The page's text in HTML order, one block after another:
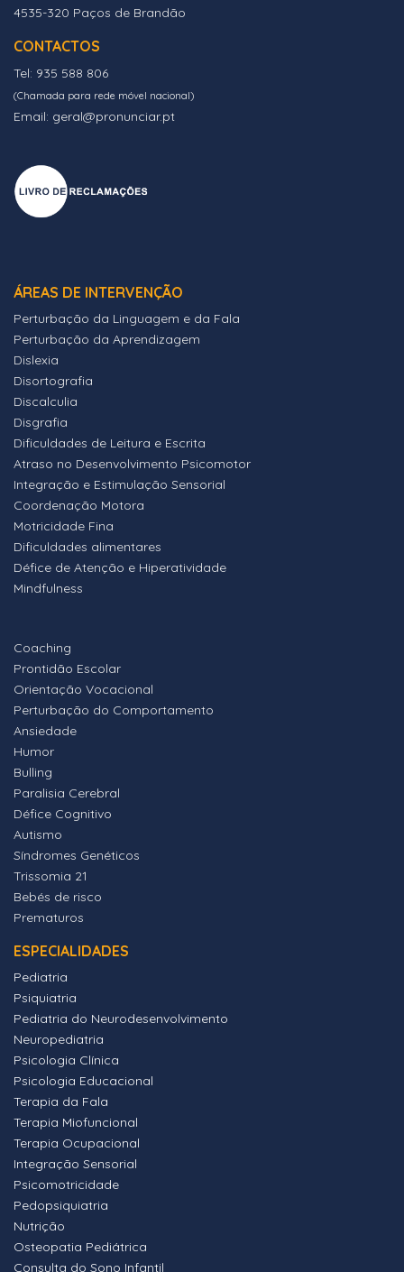
4535-320 Paços de Brandão
CONTACTOS
Tel: 935 588 806
(Chamada para rede móvel nacional)
Email: geral@pronunciar.pt
ÁREAS DE INTERVENÇÃO
Perturbação da Linguagem e da Fala
Perturbação da Aprendizagem
Dislexia
Disortografia
Discalculia
Disgrafia
Dificuldades de Leitura e Escrita
Atraso no Desenvolvimento Psicomotor
Integração e Estimulação Sensorial
Coordenação Motora
Motricidade Fina
Dificuldades alimentares
Défice de Atenção e Hiperatividade
Mindfulness
Coaching
Prontidão Escolar
Orientação Vocacional
Perturbação do Comportamento
Ansiedade
Humor
Bulling
Paralisia Cerebral
Défice Cognitivo
Autismo
Síndromes Genéticos
Trissomia 21
Bebés de risco
Prematuros
ESPECIALIDADES
Pediatria
Psiquiatria
Pediatria do Neurodesenvolvimento
Neuropediatria
Psicologia Clínica
Psicologia Educacional
Terapia da Fala
Terapia Miofuncional
Terapia Ocupacional
Integração Sensorial
Psicomotricidade
Pedopsiquiatria
Nutrição
Osteopatia Pediátrica
Consulta do Sono Infantil